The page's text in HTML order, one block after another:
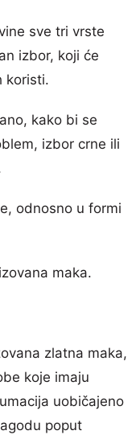
sve tri vrste
izbor, koji će
koristi.
kako bi se
izbor crne ili
odnosno u formi
maka.
zlatna maka,
koje imaju
uobičajeno
poput